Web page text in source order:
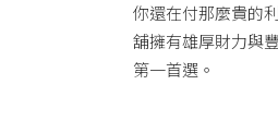
你還在付那麼貴的
舖擁有雄厚財力與
第一首選。